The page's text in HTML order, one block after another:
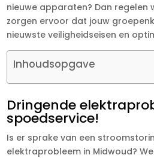
nieuwe apparaten? Dan regelen
zorgen ervoor dat jouw
nieuwste veiligheidseisen en
Inhoudsopgave
Dringende
spoedservice!
Is er sprake van een
elektraprobleem in Midwoud?